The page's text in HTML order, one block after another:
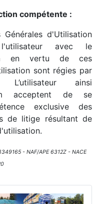
compétente :
d'Utilisation
avec le
en vertu de ces
sont régies par
ainsi
acceptent de se
exclusive des
de litige résultant de
- NAF/APE 6312Z - NACE